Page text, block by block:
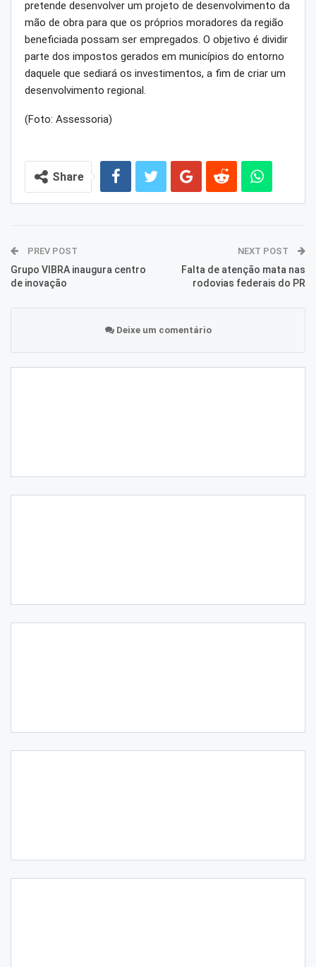
pretende desenvolver um projeto de desenvolvimento da
mão de obra para que os próprios moradores da região
beneficiada possam ser empregados. O objetivo é dividir
parte dos impostos gerados em municípios do entorno
daquele que sediará os investimentos, a fim de criar um
desenvolvimento regional.
(Foto: Assessoria)
Share
PREV POST
Grupo VIBRA inaugura centro
de inovação
NEXT POST
Falta de atenção mata nas
rodovias federais do PR
Deixe um comentário